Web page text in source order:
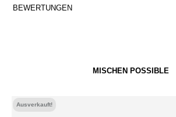
BEWERTUNGEN
MISCHEN POSSIBLE
Ausverkauft!